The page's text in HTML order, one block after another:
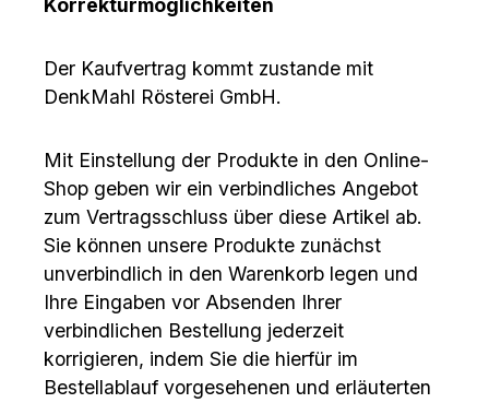
Korrekturmöglichkeiten
Der Kaufvertrag kommt zustande mit
DenkMahl Rösterei GmbH.
Mit Einstellung der Produkte in den Online-
Shop geben wir ein verbindliches Angebot
zum Vertragsschluss über diese Artikel ab.
Sie können unsere Produkte zunächst
unverbindlich in den Warenkorb legen und
Ihre Eingaben vor Absenden Ihrer
verbindlichen Bestellung jederzeit
korrigieren, indem Sie die hierfür im
Bestellablauf vorgesehenen und erläuterten